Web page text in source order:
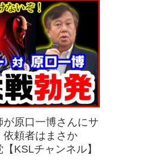
が原口一博さんにサ
依頼者はまさか
KSLチャンネル】